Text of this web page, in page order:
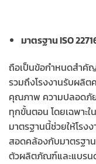
มาตรฐาน ISO
ถือเป็นข้อกำหนดสำคั
รวมถึงโรงงานรับผลิต
คุณภาพ ความปลอดภัย
ทุกขั้นตอน โดยเฉพาะ
มาตรฐานนี้ช่วยให้โรง
สอดคล้องกับมาตรฐา
ตัวผลิตภัณฑ์และแบรน